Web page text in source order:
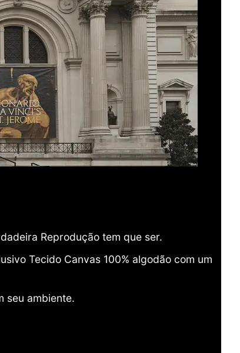
Reprodução tem que ser.
Tecido Canvas 100% algodão com um
seu ambiente.